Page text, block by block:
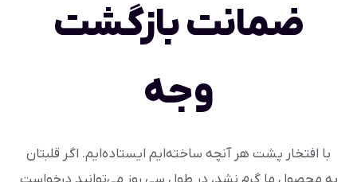
ضمانت بازگشت
وجه
با افتخار پشت هر آنچه ساخته‌ایم ایستاده‌ایم. اگر قلبتان